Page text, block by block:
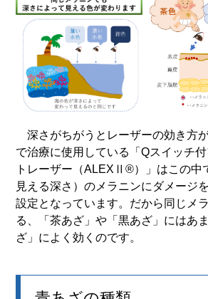
深さがちがうとレーザーの効き方
で治療に使用している「Qスイッチ
トレーザー（ALEXⅡ®）」はこの中
見える深さ）のメラニンにダメージ
設定となっています。だから同じメ
る、「茶あざ」や「黒あざ」にはあ
ざ」によく効くのです。